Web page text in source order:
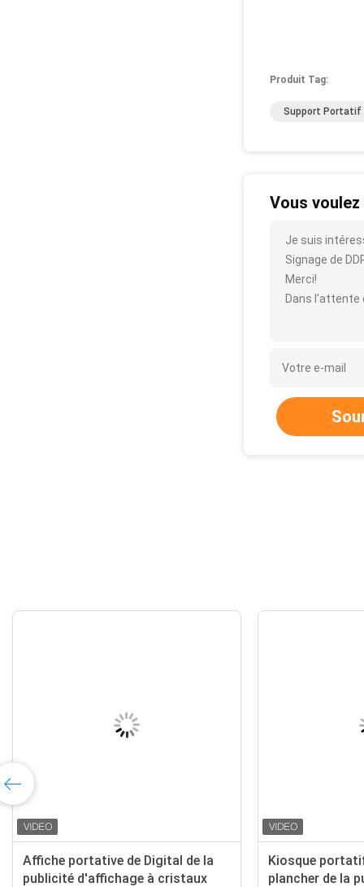
Produit Tag:
Support Portatif
Vous
Je suis
Signage de
Merci!
Dans l'attente
vertical portatif
de langue multi
Affiche portative de Digital de
publicité d'affichage à cristaux